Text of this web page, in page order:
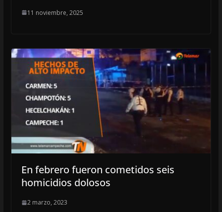
11 noviembre, 2025
En febrero fueron cometidos seis
homicidios dolosos
2 marzo, 2023